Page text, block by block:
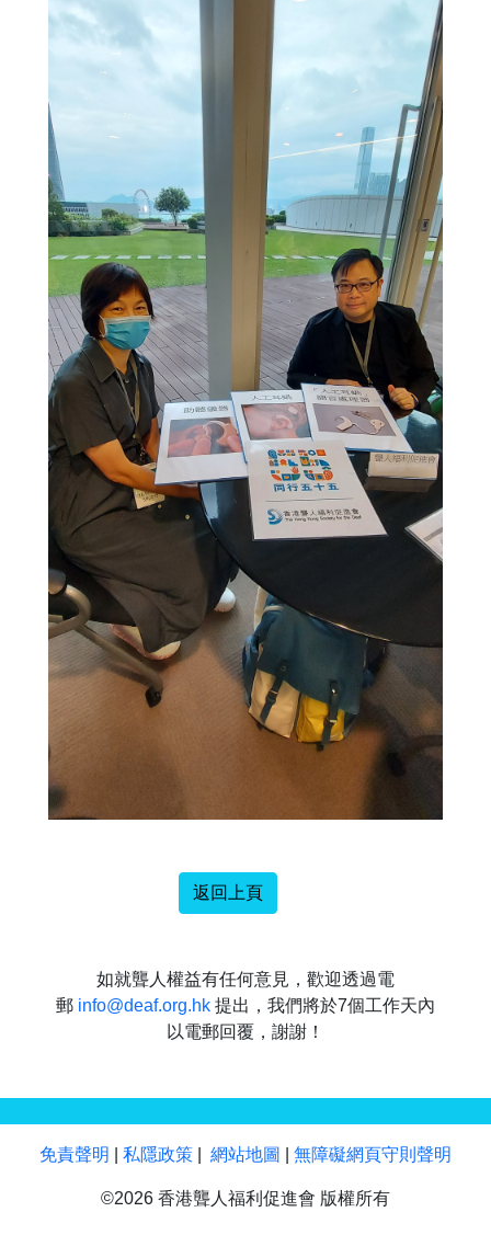
返回上頁
如就聾人權益有任何意見，歡迎透過電
郵 info@deaf.org.hk 提出，我們將於7個工作天內
以電郵回覆，謝謝！
免責聲明 私隱政策 網站地圖 無障礙網頁守則聲明
©2026 香港聾人福利促進會 版權所有